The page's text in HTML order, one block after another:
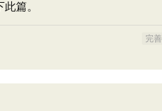
篇。
完善